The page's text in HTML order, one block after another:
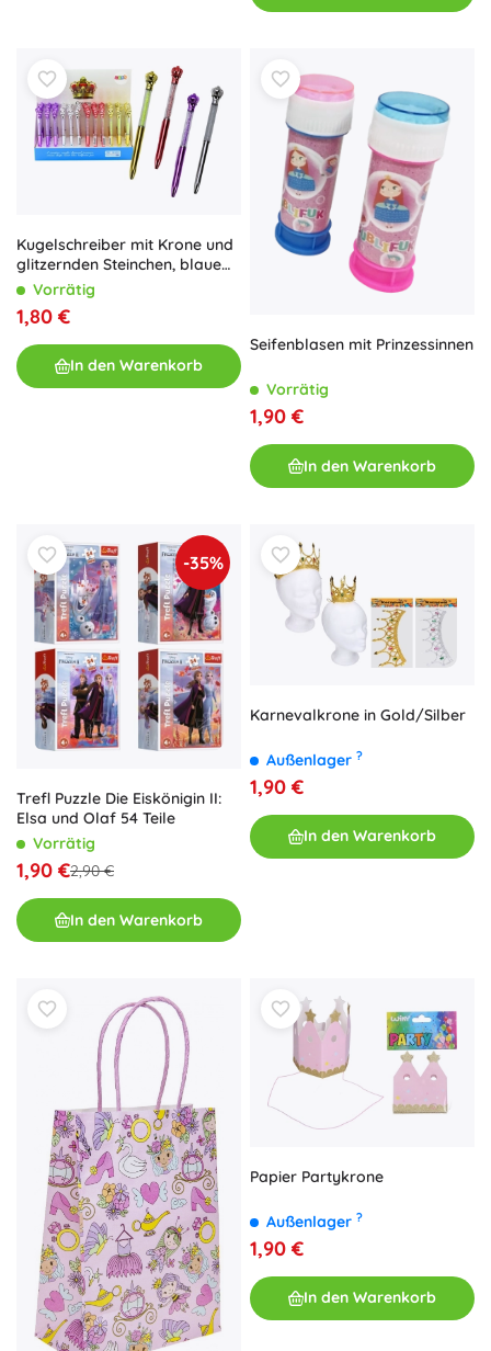
Kugelschreiber mit Krone und
glitzernden Steinchen, blaue
Tinte 0,7 mm, Farbmix
Vorrätig
1,80 €
In den Warenkorb
Seifenblasen mit Prinzessinnen
Vorrätig
1,90 €
In den Warenkorb
-35%
Trefl Puzzle Die Eiskönigin II:
Elsa und Olaf 54 Teile
Vorrätig
1,90 €2,90 €
In den Warenkorb
Karnevalkrone in Gold/Silber
Außenlager ?
1,90 €
In den Warenkorb
Papier Partykrone
Außenlager ?
1,90 €
In den Warenkorb